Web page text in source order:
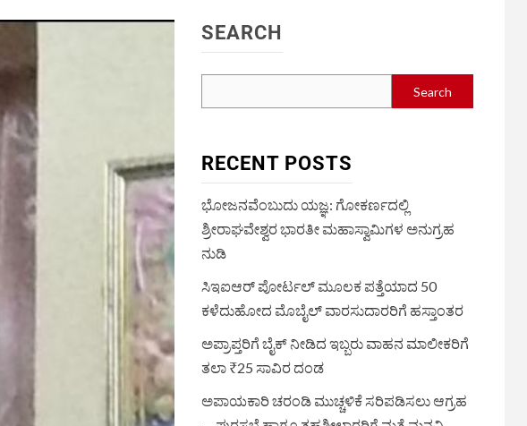
SEARCH
Search
RECENT POSTS
ಭೋಜನವೆಂಬುದು ಯಜ್ಞ: ಗೋಕರ್ಣದಲ್ಲಿ
ಶ್ರೀರಾಘವೇಶ್ವರ ಭಾರತೀ ಮಹಾಸ್ವಾಮಿಗಳ ಅನುಗ್ರಹ
ನುಡಿ
ಸಿಇಐಆರ್ ಪೋರ್ಟಲ್ ಮೂಲಕ ಪತ್ತೆಯಾದ 50
ಕಳೆದುಹೋದ ಮೊಬೈಲ್ ವಾರಸುದಾರರಿಗೆ ಹಸ್ತಾಂತರ
ಅಪ್ರಾಪ್ತರಿಗೆ ಬೈಕ್ ನೀಡಿದ ಇಬ್ಬರು ವಾಹನ ಮಾಲೀಕರಿಗೆ
ತಲಾ ₹25 ಸಾವಿರ ದಂಡ
ಅಪಾಯಕಾರಿ ಚರಂಡಿ ಮುಚ್ಚಳಿಕೆ ಸರಿಪಡಿಸಲು ಆಗ್ರಹ